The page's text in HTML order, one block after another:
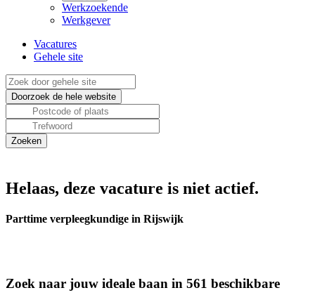
Werkzoekende
Werkgever
Vacatures
Gehele site
Helaas, deze vacature is niet actief.
Parttime verpleegkundige in Rijswijk
Zoek naar jouw ideale baan in 561 beschikbare